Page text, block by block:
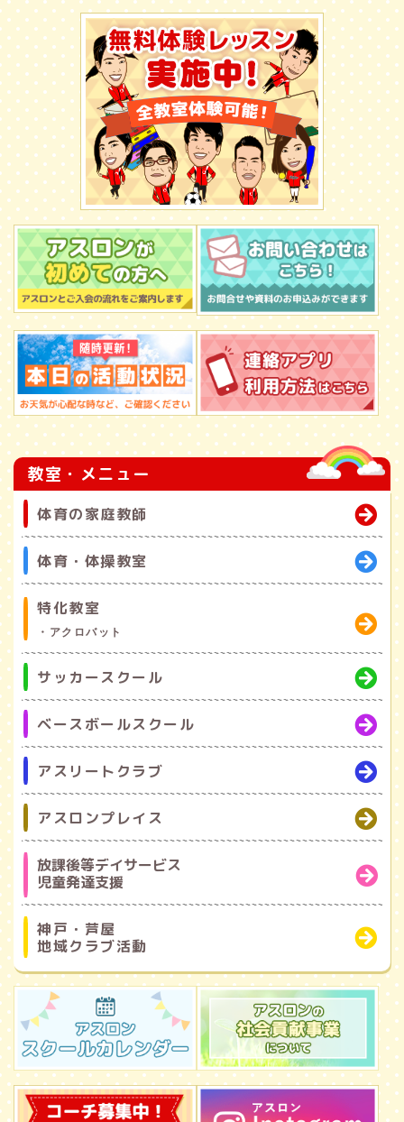
教室・メニュー
体育の家庭教師
体育・体操教室
特化教室
・アクロバット
サッカースクール
ベースボールスクール
アスリートクラブ
アスロンプレイス
放課後等デイサービス
児童発達支援
神戸・芦屋
地域クラブ活動